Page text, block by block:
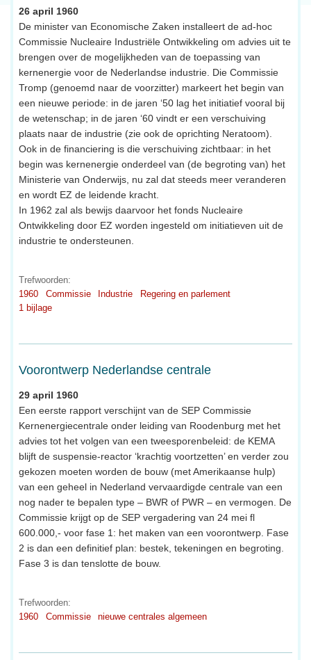
26 april 1960
De minister van Economische Zaken installeert de ad-hoc
Commissie Nucleaire Industriële Ontwikkeling om advies uit te
brengen over de mogelijkheden van de toepassing van
kernenergie voor de Nederlandse industrie. Die Commissie
Tromp (genoemd naar de voorzitter) markeert het begin van
een nieuwe periode: in de jaren ‘50 lag het initiatief vooral bij
de wetenschap; in de jaren ‘60 vindt er een verschuiving
plaats naar de industrie (zie ook de oprichting Neratoom).
Ook in de financiering is die verschuiving zichtbaar: in het
begin was kernenergie onderdeel van (de begroting van) het
Ministerie van Onderwijs, nu zal dat steeds meer veranderen
en wordt EZ de leidende kracht.
In 1962 zal als bewijs daarvoor het fonds Nucleaire
Ontwikkeling door EZ worden ingesteld om initiatieven uit de
industrie te ondersteunen.
Trefwoorden:
1960
Commissie Industrie
Regering en parlement
1 bijlage
Voorontwerp Nederlandse centrale
29 april 1960
Een eerste rapport verschijnt van de SEP Commissie
Kernenergiecentrale onder leiding van Roodenburg met het
advies tot het volgen van een tweesporenbeleid: de KEMA
blijft de suspensie-reactor ‘krachtig voortzetten’ en verder zou
gekozen moeten worden de bouw (met Amerikaanse hulp)
van een geheel in Nederland vervaardigde centrale van een
nog nader te bepalen type – BWR of PWR – en vermogen. De
Commissie krijgt op de SEP vergadering van 24 mei fl
600.000,- voor fase 1: het maken van een voorontwerp. Fase
2 is dan een definitief plan: bestek, tekeningen en begroting.
Fase 3 is dan tenslotte de bouw.
Trefwoorden:
1960
Commissie nieuwe centrales algemeen